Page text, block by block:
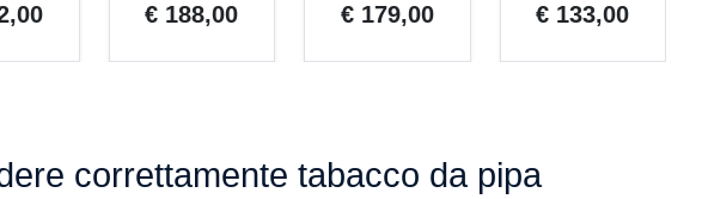
€ 188,00 € 179,00 € 133,00
correttamente tabacco da pipa